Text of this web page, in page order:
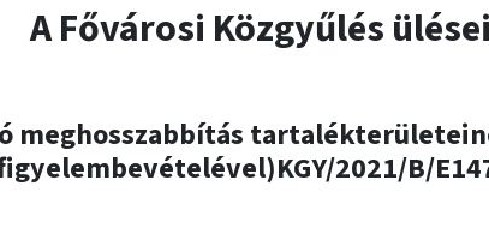
A Fővárosi Közgyűlés ülései
meghosszabbítás
2021/B/